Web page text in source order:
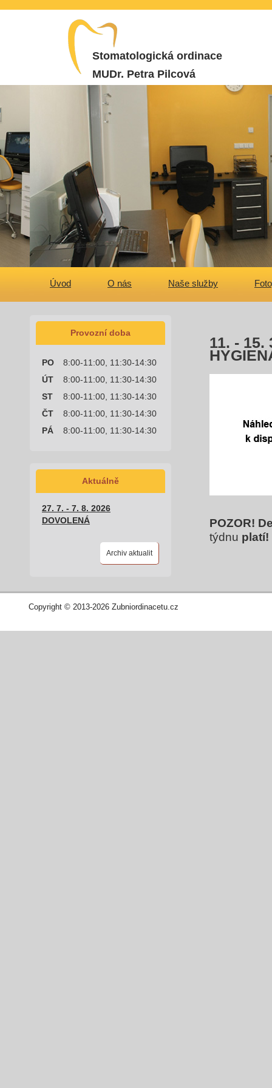
Stomatologická ordinace
MUDr. Petra Pilcová
Úvod O nás Naše služby
Provozní doba
PO
8:00-11:00, 11:30-14:30
ÚT
8:00-11:00, 11:30-14:30
ST
8:00-11:00, 11:30-14:30
ČT
8:00-11:00, 11:30-14:30
PÁ
8:00-11:00, 11:30-14:30
Aktuálně
27. 7. - 7. 8. 2026
DOVOLENÁ
Archiv aktualit
11. - 15.
POZOR!
týdnu platí!
Copyright © 2013-2026 Zubniordinacetu.cz